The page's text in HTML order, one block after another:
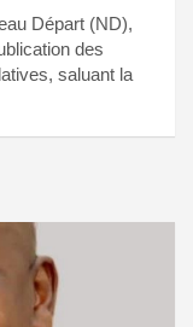
Départ (ND),
des
saluant la